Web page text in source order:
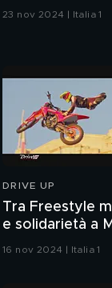
23 nov 2024 | Italia 1
DRIVE UP
Tra Freestyle
e solidarietà a
16 nov 2024 | Italia 1